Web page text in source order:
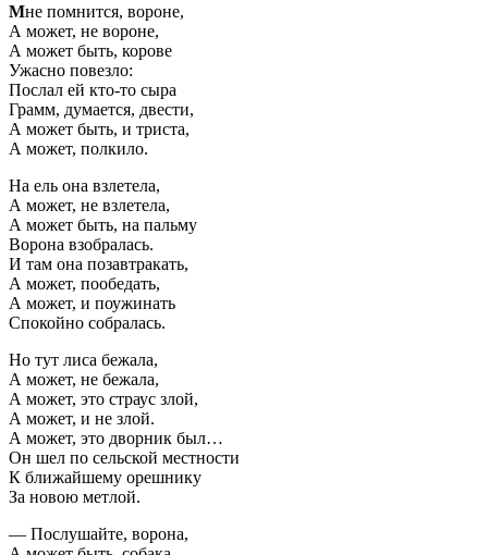
Мне помнится, вороне,
А может, не вороне,
А может быть, корове
Ужасно повезло:
Послал ей кто-то сыра
Грамм, думается, двести,
А может быть, и триста,
А может, полкило.
На ель она взлетела,
А может, не взлетела,
А может быть, на пальму
Ворона взобралась.
И там она позавтракать,
А может, пообедать,
А может, и поужинать
Спокойно собралась.
Но тут лиса бежала,
А может, не бежала,
А может, это страус злой,
А может, и не злой.
А может, это дворник был…
Он шел по сельской местности
К ближайшему орешнику
За новою метлой.
— Послушайте, ворона,